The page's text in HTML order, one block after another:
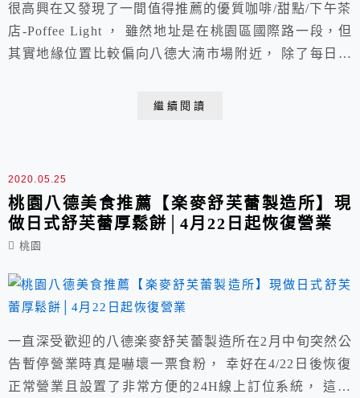
很高興在又發現了一間值得推薦的優質咖啡/甜點/下午茶
店-Poffee Light ， 雖然地址是在桃園區國際路一段，但
其實地緣位置比較偏向八德大湳市場附近， 除了每日新
食， 不論正餐想吃飽或是三五好友渡過悠閒下午茶時光
繼續閱讀
2020.05.25
桃園八德美食推薦【楽麥舒芙蕾製造所】現
做日式舒芙蕾厚鬆餅│4月22日起恢復營業
桃園
一直深受歡迎的八德楽麥舒芙蕾製造所在2月中旬突然公
告暫停營業時真是嚇壞一票食粉， 幸好在4/22日後恢復
正常營業且設置了非常方便的24H線上訂位系統， 這次